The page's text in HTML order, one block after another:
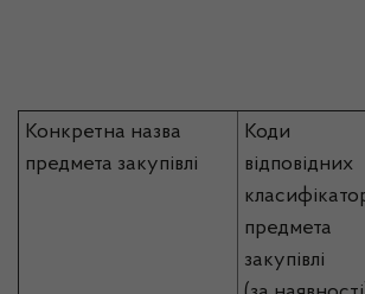
Конкретна назва
предмета закупівлі
Коди
відповідних
предмета
закупівлі